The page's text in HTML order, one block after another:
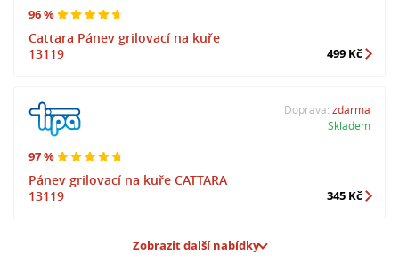
96 %
Cattara Pánev grilovací na kuře
13119
499 Kč
97 %
Pánev grilovací na kuře CATTARA
13119
Doprava: zdarma
Skladem
345 Kč
Zobrazit další nabídky